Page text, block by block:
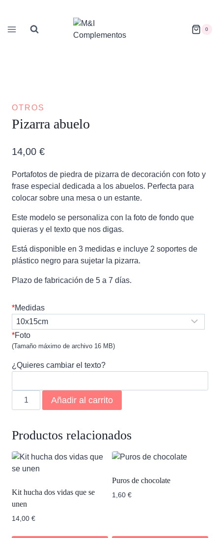
contenido
0
OTROS
Pizarra abuelo
14,00 €
Portafotos de piedra de pizarra de decoración con foto y
frase especial dedicada a los abuelos. Perfecta para
colocar sobre una mesa o un estante.
Este modelo se personaliza con la foto de fondo que
quieras y el texto que nos digas.
Está disponible en 3 medidas e incluye 2 soportes de
plástico negro para sujetar la pizarra.
Plazo de fabricación de 5 a 7 días.
*Medidas
*Foto
(Tamaño máximo de archivo 16 MB)
¿Quieres cambiar el texto?
Pizarra
abuelo
Añadir al carrito
Productos relacionados
Kit hucha dos vidas que se
unen
14,00 €
Puros de chocolate
1,60 €